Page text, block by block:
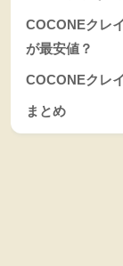
COCONEクレ
が最安値？
COCONEクレ
まとめ